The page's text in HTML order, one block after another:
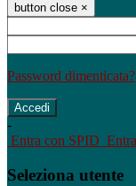
button close ×
Password dimenticata?
-
Entra con SPID
Seleziona utente